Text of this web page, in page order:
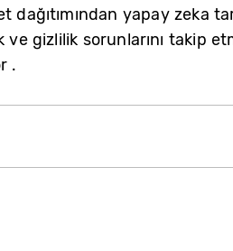
dağıtımından yapay zeka
gizlilik sorunlarını takip
.